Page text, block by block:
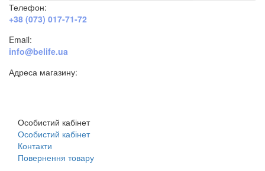
Телефон:
+38 (073) 017-71-72
Email:
info@belife.ua
Адреса магазину:
Особистий кабінет
Особистий кабінет
Контакти
Повернення товару